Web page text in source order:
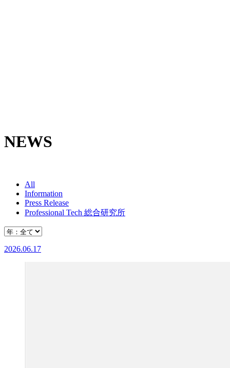
NEWS
All
Information
Press Release
Professional Tech 総合研究所
2026.06.17